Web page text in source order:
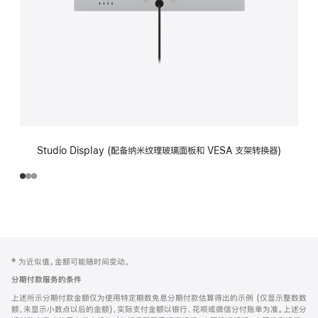
Studio Display (配备纳米纹理玻璃面板和 VESA 支架转换器)
页
页
脚
注
‡ 为近似值。金额可能随时间变动。
分期付款服务的条件
上述所示分期付款金额仅为使用特定期数免息分期付款估算得出的示例 (仅显示整数数
额，未显示小数点以后的金额)，实际支付金额以银行、花呗或微信分付账单为准。上述分